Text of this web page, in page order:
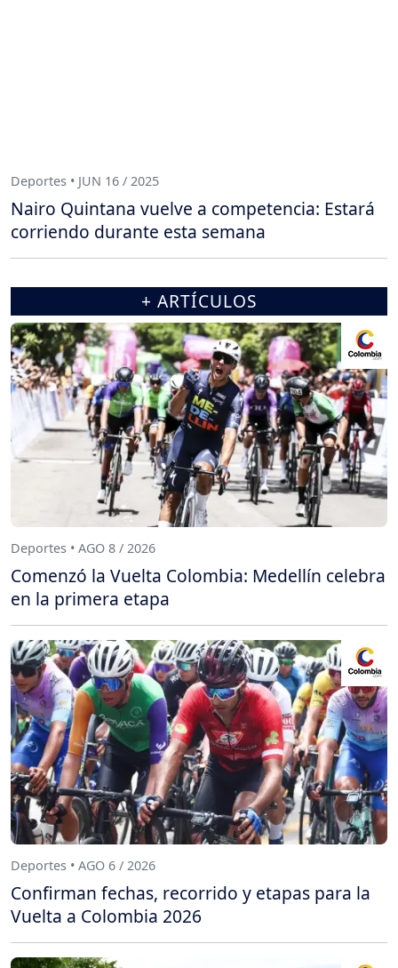
Deportes • JUN 16 / 2025
Nairo Quintana vuelve a competencia: Estará
corriendo durante esta semana
+ ARTÍCULOS
Deportes • AGO 8 / 2026
Comenzó la Vuelta Colombia: Medellín celebra
en la primera etapa
Deportes • AGO 6 / 2026
Confirman fechas, recorrido y etapas para la
Vuelta a Colombia 2026